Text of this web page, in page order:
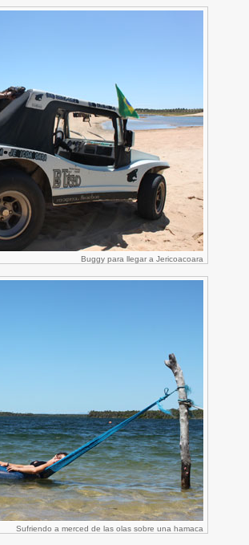
Buggy para llegar a Jericoacoara
Sufriendo a merced de las olas sobre una hamaca